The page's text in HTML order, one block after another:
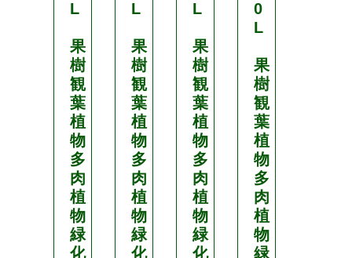
L
果
樹
観
葉
植
物
多
肉
植
物
緑
化
L
果
樹
観
葉
植
物
多
肉
植
物
緑
化
L
果
樹
観
葉
植
物
多
肉
植
物
緑
化
0
L
果
樹
観
葉
植
物
多
肉
植
物
緑